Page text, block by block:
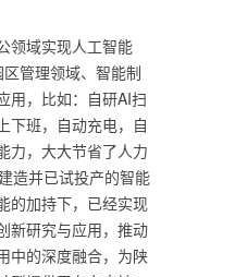
领域实现人工智能
管理领域、智能制
用，比如：自研AI扫
下班，自动充电，自
力，大大节省了人力
造并已试投产的智能
的加持下，已经实现
新研究与应用，推动
中的深度融合，为陕